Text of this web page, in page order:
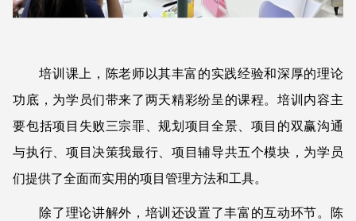
培训课上，陈老师以其丰富的实践经验和深厚的理论
功底，为学员们带来了两天精彩纷呈的课程。培训内容主
要包括项目失败三宗罪、规划项目全景、项目的双赢沟通
与执行、项目决策我最行、项目辅导共五个模块，为学员
们提供了全面而实用的项目管理方法和工具。
除了理论讲解外，培训还设置了丰富的互动环节。陈